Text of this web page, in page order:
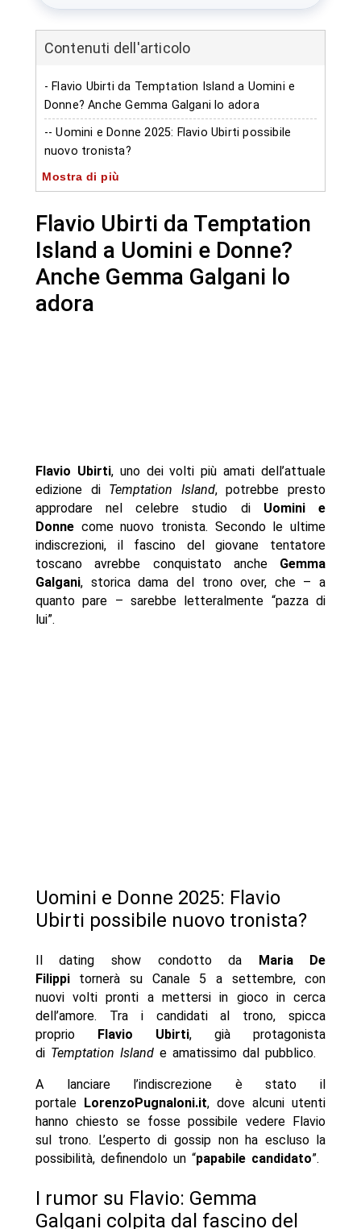
Contenuti dell'articolo
- Flavio Ubirti da Temptation Island a Uomini e
Donne? Anche Gemma Galgani lo adora
-- Uomini e Donne 2025: Flavio Ubirti possibile
nuovo tronista?
-- I rumor su Flavio: Gemma Galgani colpita dal
-- Flavio Ubirti sul trono? Tutto dipenderà da
Temptation Island
- Autore
Mostra di più
Flavio Ubirti da Temptation
Island a Uomini e Donne?
Anche Gemma Galgani lo
adora
Flavio Ubirti, uno dei volti più amati dell’attuale
edizione di Temptation Island, potrebbe presto
approdare nel celebre studio di Uomini e
Donnecome nuovo tronista. Secondo le ultime
indiscrezioni, il fascino del giovane tentatore
toscano avrebbe conquistato anche Gemma
Galgani, storica dama del trono over, che – a
quanto pare – sarebbe letteralmente “pazza di
lui”.
Uomini e Donne 2025: Flavio
Ubirti possibile nuovo tronista?
Il dating show condotto da Maria De
Filippitornerà su Canale 5 a settembre, con
nuovi volti pronti a mettersi in gioco in cerca
dell’amore. Tra i candidati al trono, spicca
proprio Flavio Ubirti, già protagonista
di Temptation Islande amatissimo dal pubblico.
A lanciare l’indiscrezione è stato il
portale LorenzoPugnaloni.it, dove alcuni utenti
hanno chiesto se fosse possibile vedere Flavio
sul trono. L’esperto di gossip non ha escluso la
possibilità, definendolo un “papabile candidato”.
I rumor su Flavio: Gemma
Galgani colpita dal fascino del